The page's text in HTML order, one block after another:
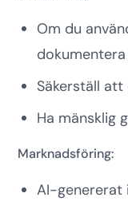
Om du
Säkerställ
Ha mänsklig
Marknadsföring:
AI-genererat